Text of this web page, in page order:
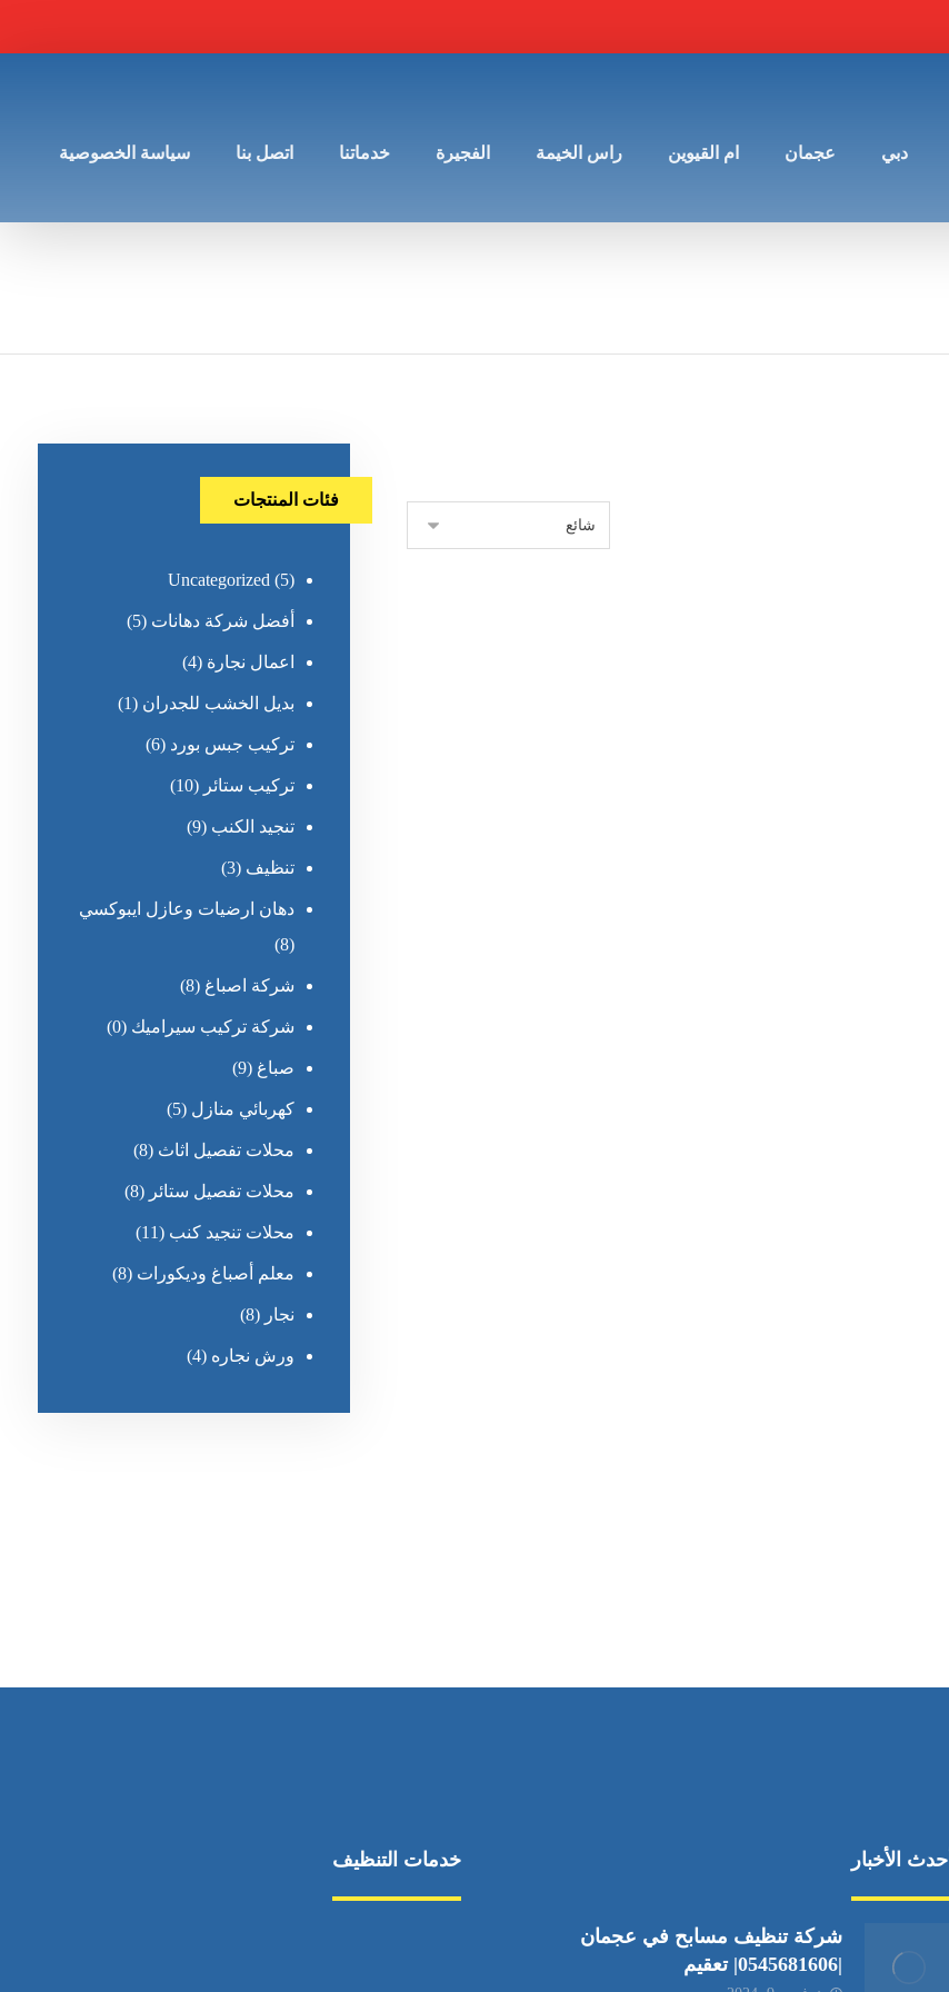
دبي عجمان ام القيوين راس الخيمة الفجيرة خدماتنا اتصل بنا سياسة الخصوصية
فئات المنتجات
Uncategorized (5)
أفضل شركة دهانات (5)
اعمال نجارة (4)
بديل الخشب للجدران (1)
تركيب جبس بورد (6)
تركيب ستائر (10)
تنجيد الكنب (9)
تنظيف (3)
دهان ارضيات وعازل ايبوكسي
(8)
شركة اصباغ (8)
شركة تركيب سيراميك (0)
صباغ (9)
كهربائي منازل (5)
محلات تفصيل اثاث (8)
محلات تفصيل ستائر (8)
محلات تنجيد كنب (11)
معلم أصباغ وديكورات (8)
نجار (8)
ورش نجاره (4)
أحدث الأخبار
شركة تنظيف مسابح في عجمان
|0545681606| تعقيم
خدمات التنظيف